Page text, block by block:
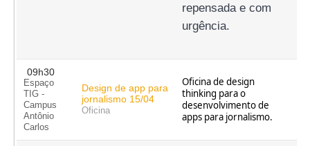
repensada e com
urgência.
09h30
Espaço
TIG -
Campus
Antônio
Carlos
Design de app para
jornalismo 15/04
Oficina
Oficina de design
thinking para o
desenvolvimento de
apps para jornalismo.